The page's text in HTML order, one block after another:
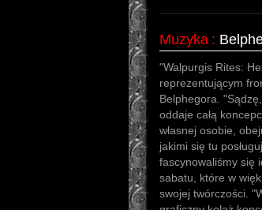
Muzyka :
"Walpurgis Rites:
reprezentującym
Belphegora.
oddaje całą
własnej osobie,
jakimi się tu
fascynowaliśmy się
sabatu, które w
swojej twórczości.